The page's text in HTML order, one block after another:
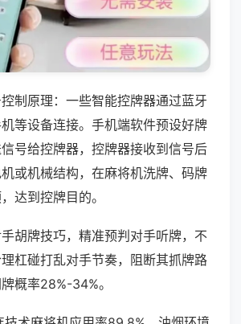
制原理：一些智能控牌器通过蓝牙
等设备连接。手机端软件预设好牌
号给控牌器，控牌器接收到信号后
或机械结构，在麻将机洗牌、码牌
达到控牌目的。
胡牌技巧，精准预判对手听牌，不
杠碰打乱对手节奏，阻断其抓牌路
概率28%-34%。